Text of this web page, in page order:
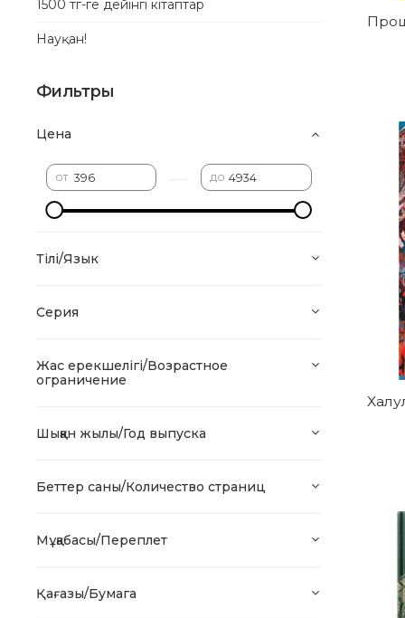
1500 тг-ге дейінгі кітаптар
Науқан!
Фильтры
Цена
от до
Тілі/Язык
Серия
Жас ерекшелігі/Возрастное
ограничение
Шыққан жылы/Год выпуска
Беттер саны/Количество страниц
Мұқабасы/Переплет
Қағазы/Бумага